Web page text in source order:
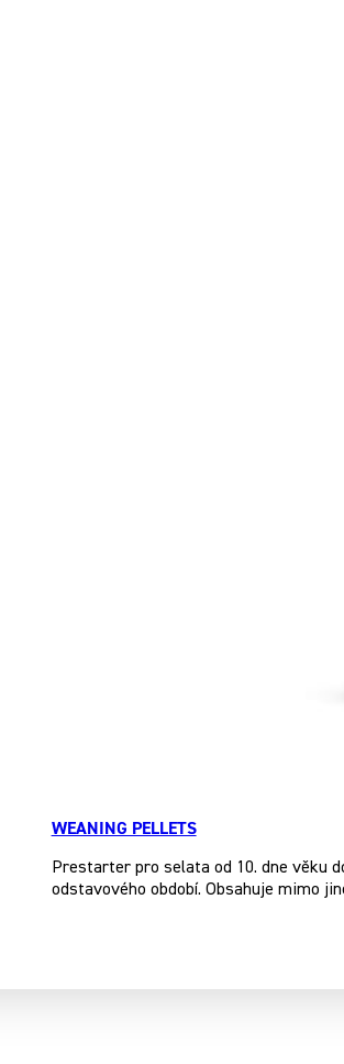
WEANING PELLETS
Prestarter pro selata od 10. dne věku
odstavového období. Obsahuje mimo